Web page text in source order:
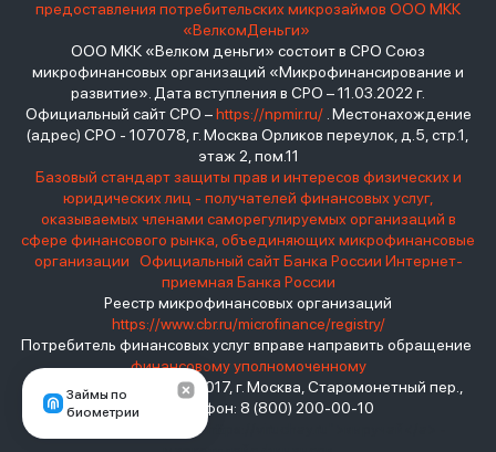
Займы по
биометрии
предоставления потребительских микрозаймов ООО МКК
«ВелкомДеньги»
ООО МКК «Велком деньги» состоит в СРО Союз
микрофинансовых организаций «Микрофинансирование и
развитие». Дата вступления в СРО – 11.03.2022 г.
Официальный сайт СРО –https://npmir.ru/. Местонахождение
(адрес) СРО - 107078, г. Москва Орликов переулок, д.5, стр.1,
этаж 2, пом.11
Базовый стандарт защиты прав и интересов физических и
юридических лиц - получателей финансовых услуг,
оказываемых членами саморегулируемых организаций в
сфере финансового рынка, объединяющих микрофинансовые
организации
Официальный сайт Банка России Интернет-
приемная Банка России
Реестр микрофинансовых организаций
https://www.cbr.ru/microfinance/registry/
Потребитель финансовых услуг вправе направить обращение
финансовому уполномоченному
Место нахождения: 119017, г. Москва, Старомонетный пер.,
дом 3 Телефон: 8 (800) 200-00-10
взять займ - <a href="https://viruchay.ru">выручай</a> -